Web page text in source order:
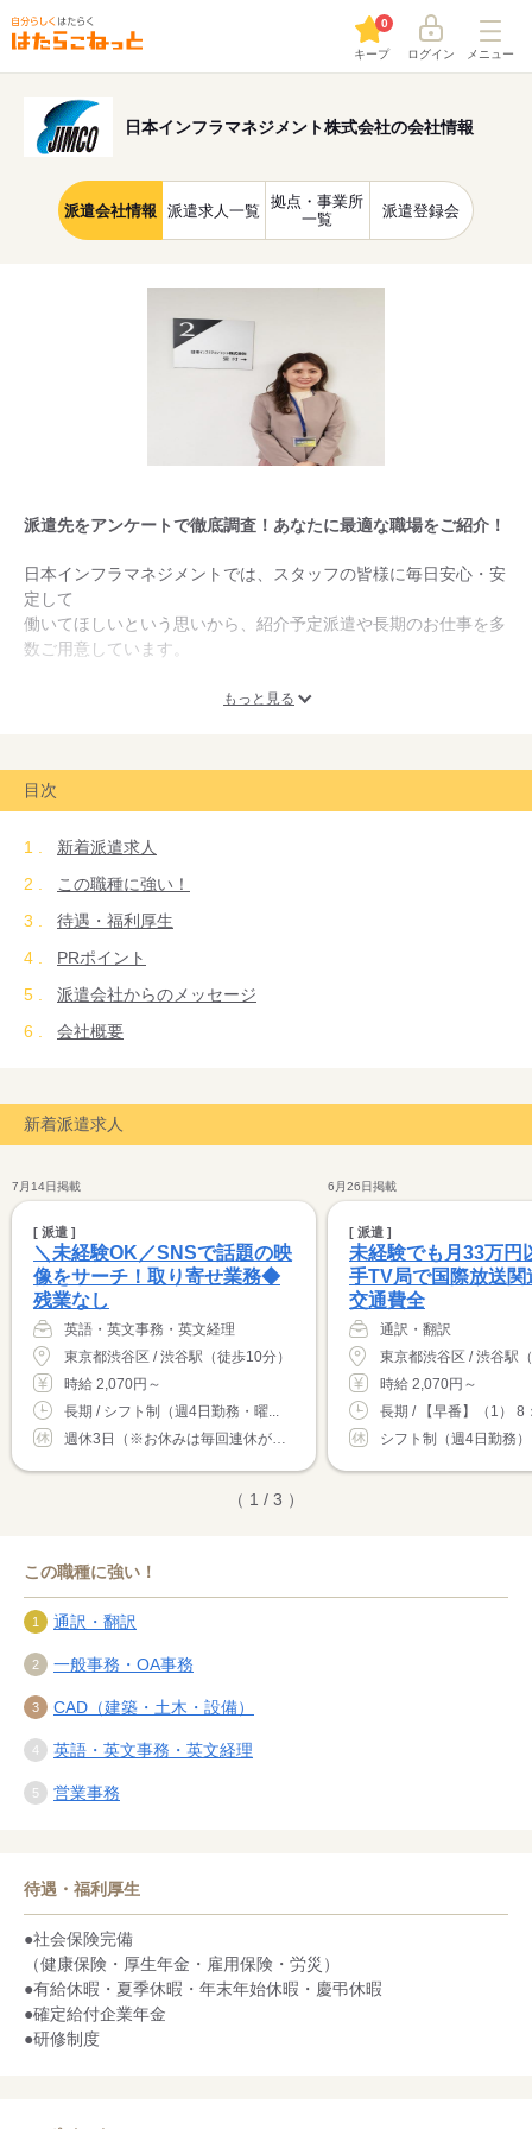
キープ
0
ログイン メニュー
日本インフラマネジメント株式会社の会社情報
派遣会社情報 派遣求人一覧
拠点・事業所
一覧
派遣登録会
派遣先をアンケートで徹底調査！あなたに最適な職場をご紹介！
日本インフラマネジメントでは、スタッフの皆様に毎日安心・安
定して
働いてほしいという思いから、紹介予定派遣や長期のお仕事を多
数ご用意しています。
各種社会保険（健康保険、厚生年金、雇用保険、労災）に加えて
就業先は、マスコミ・官公庁・建設業を中心に、いろいろなお仕
お仕事説明・登録会では、じっくりとご相談をお受け致しますの
で、まずはお気軽にはたらこねっとよりエントリーください。
もっと見る
目次
新着派遣求人
この職種に強い！
待遇・福利厚生
PRポイント
派遣会社からのメッセージ
会社概要
新着派遣求人
7月14日掲載
[ 派遣 ]
＼未経験OK／SNSで話題の映
像をサーチ！取り寄せ業務◆
残業なし
英語・英文事務・英文経理
東京都渋谷区 / 渋谷駅（徒歩10分）
時給 2,070円～
長期 / シフト制（週4日勤務・曜...
週休3日（※お休みは毎回連休がご取得いただ...
6月26日掲載
[ 派遣 ]
未経験でも月33万
手TV局で国際放送
交通費全
通訳・翻訳
東京都渋谷区 / 渋谷駅
時給 2,070円～
長期 / 【早番】（1） 8
（ 1 / 3 ）
この職種に強い！
通訳・翻訳
一般事務・OA事務
CAD（建築・土木・設備）
英語・英文事務・英文経理
営業事務
待遇・福利厚生
●社会保険完備
（健康保険・厚生年金・雇用保険・労災）
●有給休暇・夏季休暇・年末年始休暇・慶弔休暇
●確定給付企業年金
●研修制度